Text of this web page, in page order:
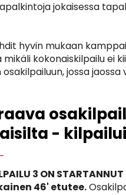
jokaisessa
hyvin mukaan
mikäli kokonaiskilpailu ei
jossa
-
3 ON
46' etutee.